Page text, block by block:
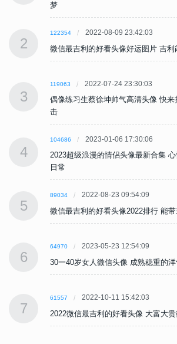
梦
2
122354 2022-08-09 23:42:03
微信最吉利的好看头像好运图片 吉
3
119063 2022-07-24 23:30:03
偶像练习生蔡徐坤帅气高清头像 快
击
4
104686 2023-01-06 17:30:06
2023超级浪漫的情侣头像最新合集
日常
5
89034 2022-08-23 09:54:09
微信最吉利的好看头像2022排行 能
6
64970 2023-05-23 12:54:09
30一40岁女人微信头像 成熟稳重的
7
61557 2022-10-11 15:42:03
2022微信最吉利的好看头像 大富大